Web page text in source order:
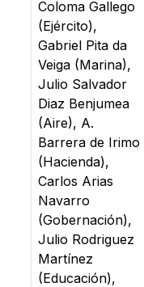
Coloma Gallego
(Ejército),
Gabriel Pita da
Veiga (Marina),
Julio Salvador
Diaz Benjumea
(Aire), A.
Barrera de Irimo
(Hacienda),
Carlos Arias
Navarro
(Gobernación),
Julio Rodriguez
Martínez
(Educación),